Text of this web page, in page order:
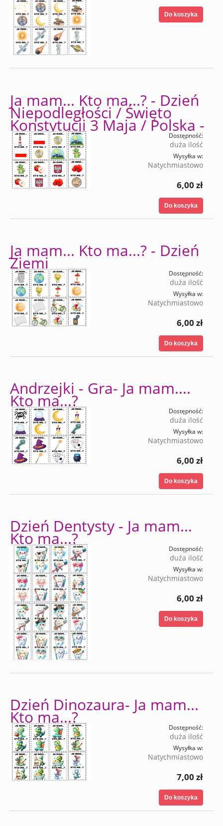
Do koszyka
Ja mam... Kto ma...? - Dzień
Niepodległości / Święto
Konstytucji 3 Maja / Polska -
Dostępność:
duża ilość
Wysyłka w:
Natychmiastowo
6,00 zł
Do koszyka
Ja mam... Kto ma...? - Dzień
Ziemi
Dostępność:
duża ilość
Wysyłka w:
Natychmiastowo
6,00 zł
Do koszyka
Andrzejki - Gra- Ja mam....
Kto ma...?
Dostępność:
duża ilość
Wysyłka w:
Natychmiastowo
6,00 zł
Do koszyka
Dzień Dentysty - Ja mam...
Kto ma...?
Dostępność:
duża ilość
Wysyłka w:
Natychmiastowo
6,00 zł
Do koszyka
Dzień Dinozaura- Ja mam...
Kto ma...?
Dostępność:
duża ilość
Wysyłka w:
Natychmiastowo
7,00 zł
Do koszyka